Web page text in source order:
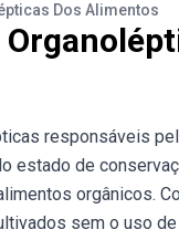
Dos Alimentos
responsáveis
estado de
orgânicos.
sem o uso